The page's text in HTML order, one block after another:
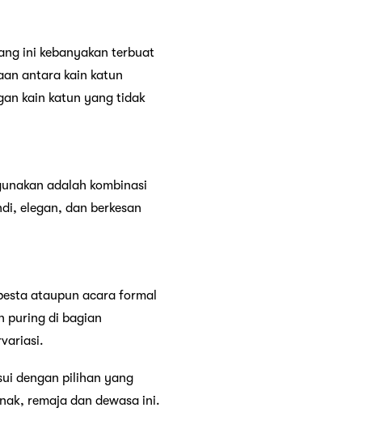
ini kebanyakan terbuat
antara kain katun
kain katun yang tidak
adalah kombinasi
elegan, dan berkesan
ataupun acara formal
puring di bagian
dengan pilihan yang
remaja dan dewasa ini.